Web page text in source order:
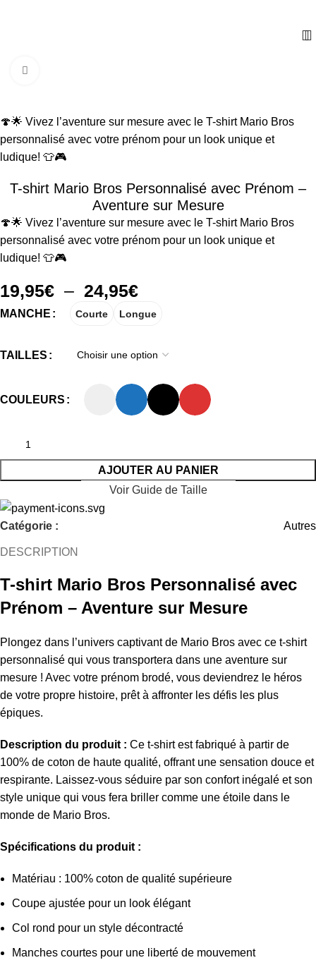
🍄🌟 Vivez l’aventure sur mesure avec le T-shirt Mario Bros
personnalisé avec votre prénom pour un look unique et
ludique! 👕🎮
T-shirt Mario Bros Personnalisé avec Prénom –
Aventure sur Mesure
🍄🌟 Vivez l’aventure sur mesure avec le T-shirt Mario Bros
personnalisé avec votre prénom pour un look unique et
ludique! 👕🎮
19,95€ – 24,95€
MANCHE Courte Longue
TAILLES
COULEURS
AJOUTER AU PANIER
Voir Guide de Taille
Catégorie : Autres
DESCRIPTION
T-shirt Mario Bros Personnalisé avec
Prénom – Aventure sur Mesure
Plongez dans l’univers captivant de Mario Bros avec ce t-shirt
personnalisé qui vous transportera dans une aventure sur
mesure ! Avec votre prénom brodé, vous deviendrez le héros
de votre propre histoire, prêt à affronter les défis les plus
épiques.
Description du produit : Ce t-shirt est fabriqué à partir de
100% de coton de haute qualité, offrant une sensation douce et
respirante. Laissez-vous séduire par son confort inégalé et son
style unique qui vous fera briller comme une étoile dans le
monde de Mario Bros.
Spécifications du produit :
Matériau : 100% coton de qualité supérieure
Coupe ajustée pour un look élégant
Col rond pour un style décontracté
Manches courtes pour une liberté de mouvement